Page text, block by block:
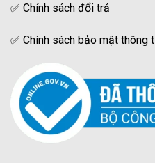
✅ Chính sách đổi trả
✅ Chính sách bảo mật thông